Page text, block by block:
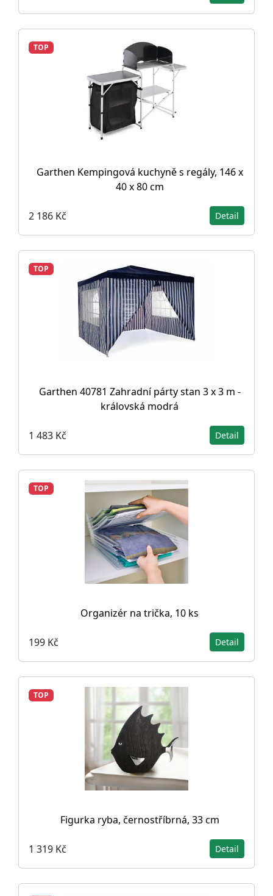
TOP
Garthen Kempingová kuchyně s regály, 146 x
40 x 80 cm
2 186 Kč Detail
TOP
Garthen 40781 Zahradní párty stan 3 x 3 m -
královská modrá
1 483 Kč Detail
TOP
Organizér na trička, 10 ks
199 Kč Detail
TOP
Figurka ryba, černostříbrná, 33 cm
1 319 Kč Detail